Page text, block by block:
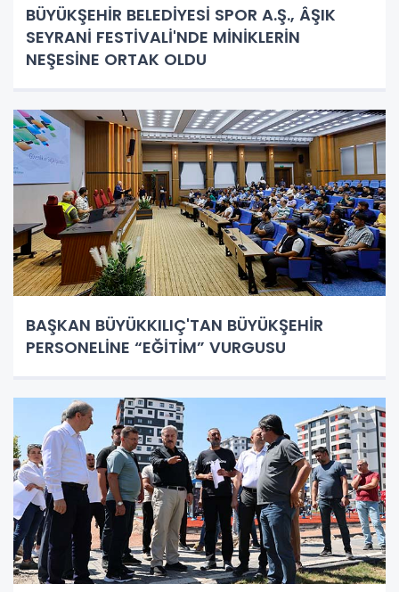
BÜYÜKŞEHİR BELEDİYESİ SPOR A.Ş., ÂŞIK
SEYRANİ FESTİVALİ'NDE MİNİKLERİN
NEŞESİNE ORTAK OLDU
BAŞKAN BÜYÜKKILIÇ'TAN BÜYÜKŞEHİR
PERSONELİNE “EĞİTİM” VURGUSU